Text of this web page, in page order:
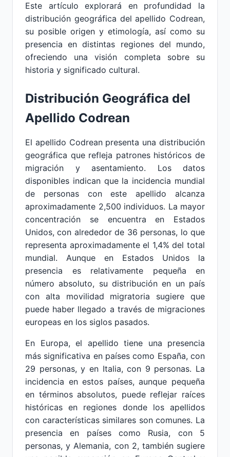
Este artículo explorará en profundidad la
distribución geográfica del apellido Codrean,
su posible origen y etimología, así como su
presencia en distintas regiones del mundo,
ofreciendo una visión completa sobre su
historia y significado cultural.
Distribución Geográfica del
Apellido Codrean
El apellido Codrean presenta una distribución
geográfica que refleja patrones históricos de
migración y asentamiento. Los datos
disponibles indican que la incidencia mundial
de personas con este apellido alcanza
aproximadamente 2,500 individuos. La mayor
concentración se encuentra en Estados
Unidos, con alrededor de 36 personas, lo que
representa aproximadamente el 1,4% del total
mundial. Aunque en Estados Unidos la
presencia es relativamente pequeña en
número absoluto, su distribución en un país
con alta movilidad migratoria sugiere que
puede haber llegado a través de migraciones
europeas en los siglos pasados.
En Europa, el apellido tiene una presencia
más significativa en países como España, con
29 personas, y en Italia, con 9 personas. La
incidencia en estos países, aunque pequeña
en términos absolutos, puede reflejar raíces
históricas en regiones donde los apellidos
con características similares son comunes. La
presencia en países como Rusia, con 5
personas, y Alemania, con 2, también sugiere